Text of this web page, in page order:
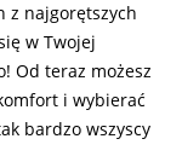
z najgorętszych
w Twojej
Od teraz możesz
i wybierać
bardzo wszyscy